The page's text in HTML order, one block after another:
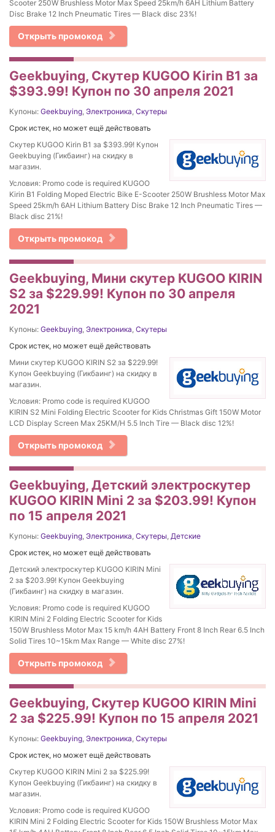
Scooter 250W Brushless Motor Max Speed 25km/h 6AH Lithium Battery
Disc Brake 12 Inch Pneumatic Tires — Black disc 23%!
Открыть промокод
Geekbuying, Скутер KUGOO Kirin B1 за
$393.99! Купон по 30 апреля 2021
Купоны: Geekbuying, Электроника, Скутеры
Срок истек, но может ещё действовать
Скутер KUGOO Kirin B1 за $393.99! Купон
Geekbuying (Гикбаинг) на скидку в
магазин.
Условия: Promo code is required KUGOO
Kirin B1 Folding Moped Electric Bike E-Scooter 250W Brushless Motor Max
Speed 25km/h 6AH Lithium Battery Disc Brake 12 Inch Pneumatic Tires —
Black disc 21%!
Открыть промокод
Geekbuying, Мини скутер KUGOO KIRIN
S2 за $229.99! Купон по 30 апреля
2021
Купоны: Geekbuying, Электроника, Скутеры
Срок истек, но может ещё действовать
Мини скутер KUGOO KIRIN S2 за $229.99!
Купон Geekbuying (Гикбаинг) на скидку в
магазин.
Условия: Promo code is required KUGOO
KIRIN S2 Mini Folding Electric Scooter for Kids Christmas Gift 150W Motor
LCD Display Screen Max 25KM/H 5.5 Inch Tire — Black disc 12%!
Открыть промокод
Geekbuying, Детский электроскутер
KUGOO KIRIN Mini 2 за $203.99! Купон
по 15 апреля 2021
Купоны: Geekbuying, Электроника, Скутеры, Детские
Срок истек, но может ещё действовать
Детский электроскутер KUGOO KIRIN Mini
2 за $203.99! Купон Geekbuying
(Гикбаинг) на скидку в магазин.
Условия: Promo code is required KUGOO
KIRIN Mini 2 Folding Electric Scooter for Kids
150W Brushless Motor Max 15 km/h 4AH Battery Front 8 Inch Rear 6.5 Inch
Solid Tires 10~15km Max Range — White disc 27%!
Открыть промокод
Geekbuying, Скутер KUGOO KIRIN Mini
2 за $225.99! Купон по 15 апреля 2021
Купоны: Geekbuying, Электроника, Скутеры
Срок истек, но может ещё действовать
Скутер KUGOO KIRIN Mini 2 за $225.99!
Купон Geekbuying (Гикбаинг) на скидку в
магазин.
Условия: Promo code is required KUGOO
KIRIN Mini 2 Folding Electric Scooter for Kids 150W Brushless Motor Max